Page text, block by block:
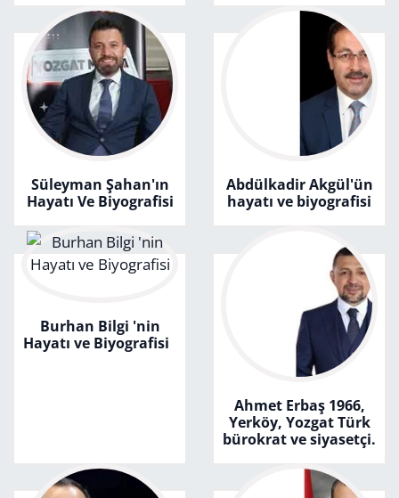
Süleyman Şahan'ın
Hayatı Ve Biyografisi
Abdülkadir Akgül'ün
hayatı ve biyografisi
Burhan Bilgi 'nin
Hayatı ve Biyografisi
Ahmet Erbaş 1966,
Yerköy, Yozgat Türk
bürokrat ve siyasetçi.